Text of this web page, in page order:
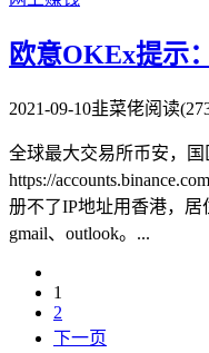
欧意OKEx提示
2021-09-10韭菜佬阅读
全球最大交易所币安，国
https://
册不了IP地址用香港，
gmail、outlook。...
1
2
下一页